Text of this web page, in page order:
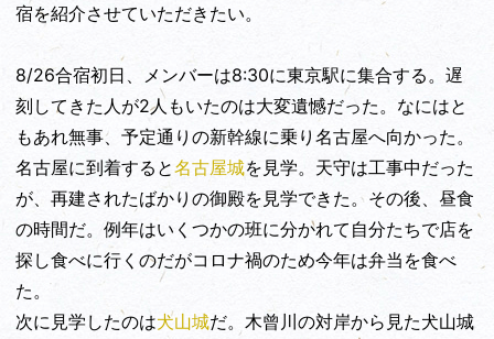
宿を紹介させていただきたい。
8/26合宿初日、メンバーは8:30に東京駅に集合する。遅
刻してきた人が2人もいたのは大変遺憾だった。なにはと
もあれ無事、予定通りの新幹線に乗り名古屋へ向かった。
名古屋に到着すると名古屋城を見学。天守は工事中だった
が、再建されたばかりの御殿を見学できた。その後、昼食
の時間だ。例年はいくつかの班に分かれて自分たちで店を
探し食べに行くのだがコロナ禍のため今年は弁当を食べ
た。
次に見学したのは犬山城だ。木曾川の対岸から見た犬山城